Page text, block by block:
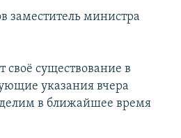
заместитель министра
своё существование в
указания вчера
в ближайшее время